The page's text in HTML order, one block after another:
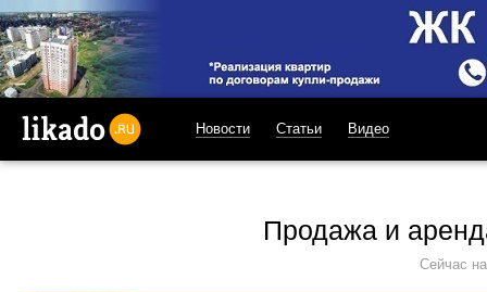
Новости Статьи Видео
Продажа и
Сейчас